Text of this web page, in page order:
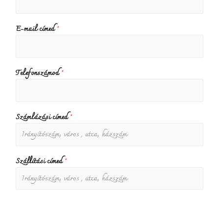
E-mail címed*
Telefonszámod*
Számlázási címed*
Szállítási címed*